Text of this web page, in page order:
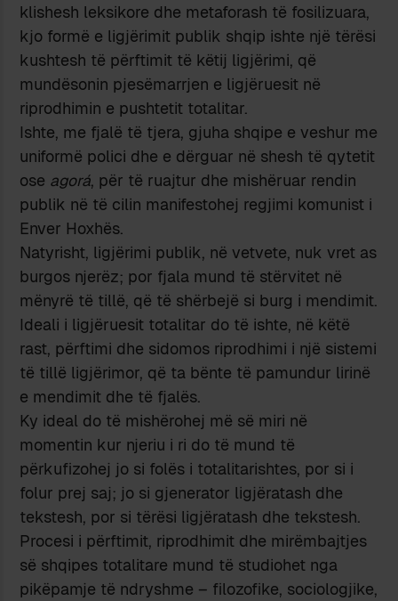
klishesh leksikore dhe metaforash të fosilizuara,
kjo formë e ligjërimit publik shqip ishte një tërësi
kushtesh të përftimit të këtij ligjërimi, që
mundësonin pjesëmarrjen e ligjëruesit në
riprodhimin e pushtetit totalitar.
Ishte, me fjalë të tjera, gjuha shqipe e veshur me
uniformë polici dhe e dërguar në shesh të qytetit
ose agorá, për të ruajtur dhe mishëruar rendin
publik në të cilin manifestohej regjimi komunist i
Enver Hoxhës.
Natyrisht, ligjërimi publik, në vetvete, nuk vret as
burgos njerëz; por fjala mund të stërvitet në
mënyrë të tillë, që të shërbejë si burg i mendimit.
Ideali i ligjëruesit totalitar do të ishte, në këtë
rast, përftimi dhe sidomos riprodhimi i një sistemi
të tillë ligjërimor, që ta bënte të pamundur lirinë
e mendimit dhe të fjalës.
Ky ideal do të mishërohej më së miri në
momentin kur njeriu i ri do të mund të
përkufizohej jo si folës i totalitarishtes, por si i
folur prej saj; jo si gjenerator ligjëratash dhe
tekstesh, por si tërësi ligjëratash dhe tekstesh.
Procesi i përftimit, riprodhimit dhe mirëmbajtjes
së shqipes totalitare mund të studiohet nga
pikëpamje të ndryshme – filozofike, sociologjike,